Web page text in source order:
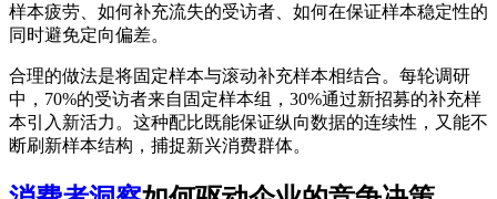
样本疲劳、如何补充流失的受访者、如何在保证样本稳定性的
同时避免定向偏差。
合理的做法是将固定样本与滚动补充样本相结合。每轮调研
中，70%的受访者来自固定样本组，30%通过新招募的补充样
本引入新活力。这种配比既能保证纵向数据的连续性，又能不
断刷新样本结构，捕捉新兴消费群体。